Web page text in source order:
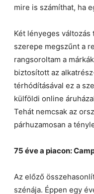
mire is számíthat, ha
Két lényeges
szerepe megszűnt a
rangsoroltam a
biztosított az
térhódításával ez a
külföldi online
Tehát nemcsak az
párhuzamosan a
75 éve a piacon:
Az előző
szénája. Éppen egy